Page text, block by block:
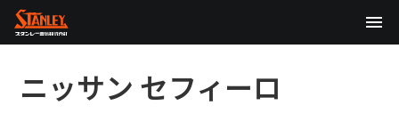
企業情報
ニッサン セフィーロ